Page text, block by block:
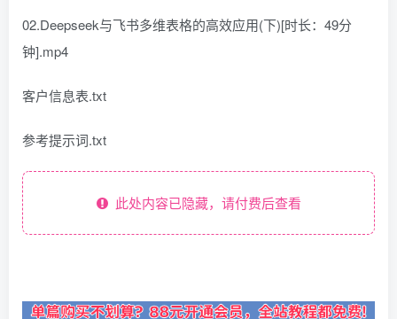
02.Deepseek与飞书多维表格的高效应用(下)[时长：49分
钟].mp4
客户信息表.txt
参考提示词.txt
此处内容已隐藏，请付费后查看